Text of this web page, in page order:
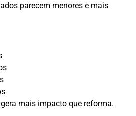
parecem menores e mais
mais impacto que reforma.